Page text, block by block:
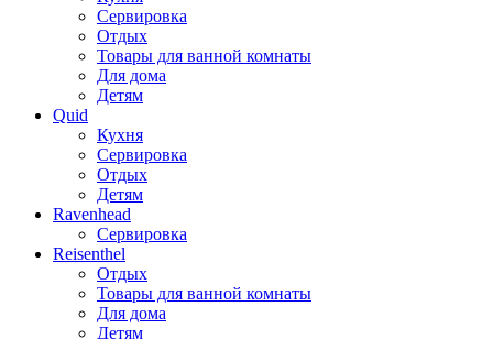
Сервировка
Отдых
Товары для ванной комнаты
Для дома
Детям
Quid
Кухня
Сервировка
Отдых
Детям
Ravenhead
Сервировка
Reisenthel
Отдых
Товары для ванной комнаты
Для дома
Детям